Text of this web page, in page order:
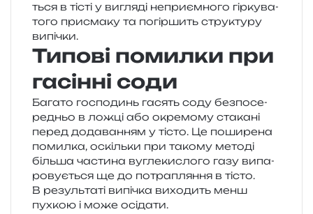
ться в тісті у вигля­ді непри­єм­но­го гір­ку­ва­
то­го при­сма­ку та погір­шить стру­кту­ру
випічки.
Типові помилки при
гасінні соди
Багато госпо­динь гасять соду без­по­се­
ре­дньо в ложці або окре­мо­му ста­ка­ні
перед дода­ва­н­ням у тісто. Це поши­ре­на
помил­ка, оскіль­ки при тако­му мето­ді
біль­ша части­на вугле­ки­сло­го газу випа­
ро­ву­є­ться ще до потра­пля­н­ня в тісто.
В резуль­та­ті випі­чка вихо­дить менш
пухкою і може осідати.